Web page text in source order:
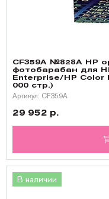
CF359A №828A HP
фотобарабан для
Enterprise/HP Color
000 стр.)
Артикул: CF359A
29 952 р.
В наличии